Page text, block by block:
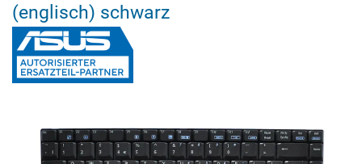
(englisch) schwarz